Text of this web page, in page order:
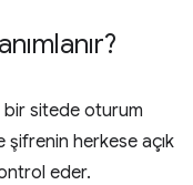
bir sitede oturum
şifrenin herkese açık
eder.